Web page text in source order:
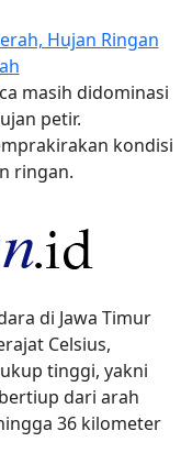
Hujan Ringan
masih didominasi
petir.
kondisi
ringan.
di Jawa Timur
Celsius,
tinggi, yakni
dari arah
36 kilometer